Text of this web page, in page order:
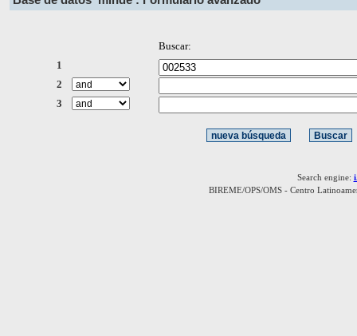
Buscar:
1
2
3
Search engine:
BIREME/OPS/OMS - Centro